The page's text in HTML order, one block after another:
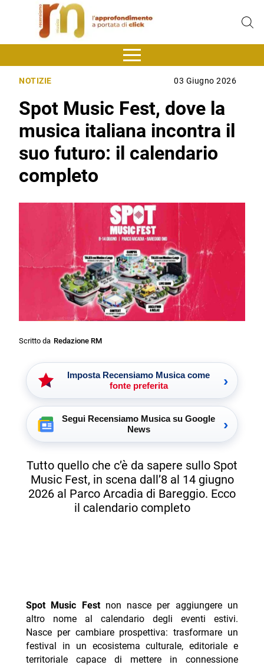
NOTIZIE 03 Giugno 2026
Spot Music Fest, dove la
musica italiana incontra il
suo futuro: il calendario
completo
Scritto da Redazione RM
Imposta Recensiamo Musica come
fonte preferita
›
Segui Recensiamo Musica su Google
News
›
Tutto quello che c’è da sapere sullo Spot
Music Fest, in scena dall’8 al 14 giugno
2026 al Parco Arcadia di Bareggio. Ecco
il calendario completo
Spot Music Fest non nasce per aggiungere un
altro nome al calendario degli eventi estivi.
Nasce per cambiare prospettiva: trasformare un
festival in un ecosistema culturale, editoriale e
territoriale capace di mettere in connessione